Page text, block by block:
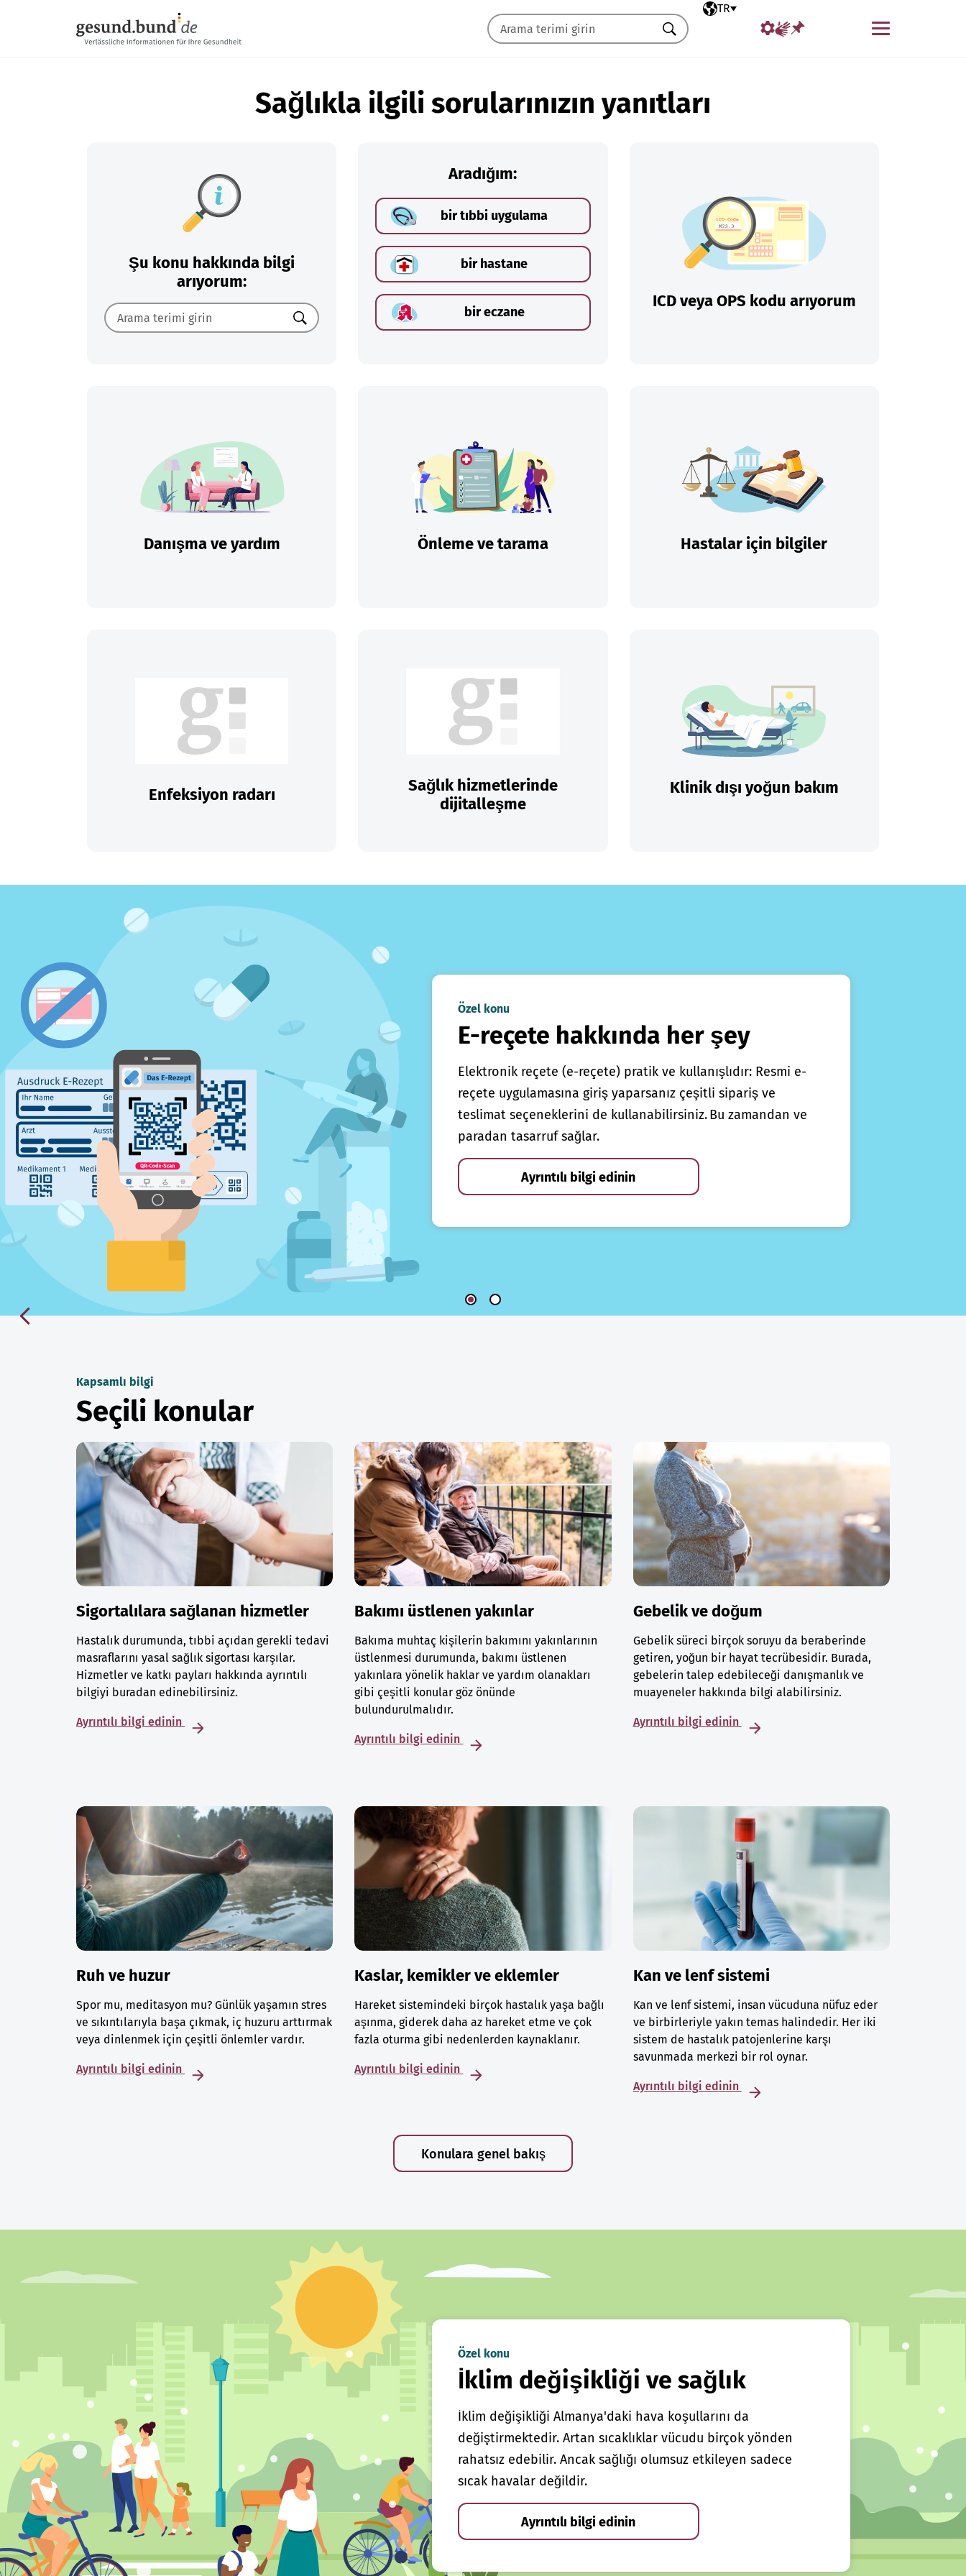
Seçili dil
TR
Menü
Ara
Sağlıkla ilgili sorularınızın yanıtları
Şu konu hakkında bilgi
arıyorum:
Ara
Aradığım:
bir tıbbi uygulama
bir hastane
bir eczane
ICD veya OPS kodu arıyorum
Danışma ve yardım Önleme ve tarama Hastalar için bilgiler
Enfeksiyon radarı
Sağlık hizmetlerinde
dijitalleşme
Klinik dışı yoğun bakım
Özel konu
E-reçete hakkında her şey
Elektronik reçete (e-reçete) pratik ve kullanışlıdır: Resmi e-
reçete uygulamasına giriş yaparsanız çeşitli sipariş ve
teslimat seçeneklerini de kullanabilirsiniz. Bu zamandan ve
paradan tasarruf sağlar.
Ayrıntılı bilgi edinin
Kapsamlı bilgi
Seçili konular
Sigortalılara sağlanan hizmetler
Hastalık durumunda, tıbbi açıdan gerekli tedavi
masraflarını yasal sağlık sigortası karşılar.
Hizmetler ve katkı payları hakkında ayrıntılı
bilgiyi buradan edinebilirsiniz.
Ayrıntılı bilgi edinin
Bakımı üstlenen yakınlar
Bakıma muhtaç kişilerin bakımını yakınlarının
üstlenmesi durumunda, bakımı üstlenen
yakınlara yönelik haklar ve yardım olanakları
gibi çeşitli konular göz önünde
bulundurulmalıdır.
Ayrıntılı bilgi edinin
Gebelik ve doğum
Gebelik süreci birçok soruyu da beraberinde
getiren, yoğun bir hayat tecrübesidir. Burada,
gebelerin talep edebileceği danışmanlık ve
muayeneler hakkında bilgi alabilirsiniz.
Ayrıntılı bilgi edinin
Ruh ve huzur
Spor mu, meditasyon mu? Günlük yaşamın stres
ve sıkıntılarıyla başa çıkmak, iç huzuru arttırmak
veya dinlenmek için çeşitli önlemler vardır.
Ayrıntılı bilgi edinin
Kaslar, kemikler ve eklemler
Hareket sistemindeki birçok hastalık yaşa bağlı
aşınma, giderek daha az hareket etme ve çok
fazla oturma gibi nedenlerden kaynaklanır.
Ayrıntılı bilgi edinin
Kan ve lenf sistemi
Kan ve lenf sistemi, insan vücuduna nüfuz eder
ve birbirleriyle yakın temas halindedir. Her iki
sistem de hastalık patojenlerine karşı
savunmada merkezi bir rol oynar.
Ayrıntılı bilgi edinin
Konulara genel bakış
Özel konu
İklim değişikliği ve sağlık
İklim değişikliği Almanya'daki hava koşullarını da
değiştirmektedir. Artan sıcaklıklar vücudu birçok yönden
rahatsız edebilir. Ancak sağlığı olumsuz etkileyen sadece
sıcak havalar değildir.
Ayrıntılı bilgi edinin